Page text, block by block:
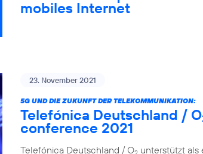
mobiles Internet
23. November 2021
5G UND DIE ZUKUNFT DER TELEKOMMUNIKATION:
Telefónica Deutschland / O
conference 2021
Telefónica Deutschland / O unterstützt als